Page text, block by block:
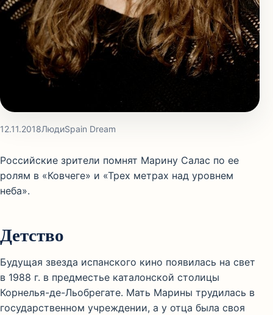
12.11.2018ЛюдиSpain Dream
Российские зрители помнят Марину Салас по ее
ролям в «Ковчеге» и «Трех метрах над уровнем
неба».
Детство
Будущая звезда испанского кино появилась на свет
в 1988 г. в предместье каталонской столицы
Корнелья-де-Льобрегате. Мать Марины трудилась в
государственном учреждении, а у отца была своя